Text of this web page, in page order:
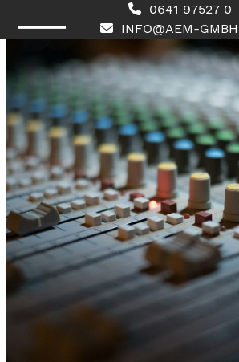
0641 97527 0
INFO@AEM-
mobile
menu
mobile
menu